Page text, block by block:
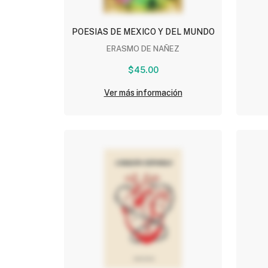
POESIAS DE MEXICO Y DEL MUNDO
ERASMO DE NAÑEZ
$45.00
Ver más información